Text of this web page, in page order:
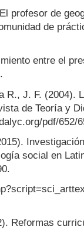
profesor de
de
entre el
R., J. F. (2004).
de Teoría y
pdf/652/
social en
Reformas